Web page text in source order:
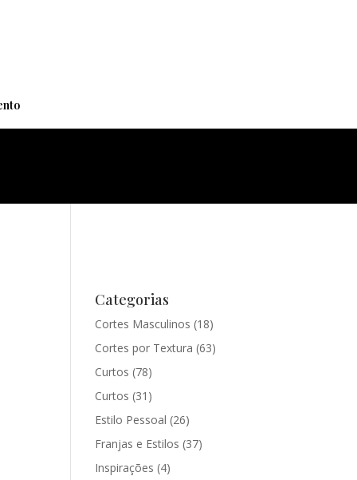
Categorias
Cortes Masculinos (18)
Cortes por Textura (63)
Curtos (78)
Curtos (31)
Estilo Pessoal (26)
Franjas e Estilos (37)
Inspirações (4)